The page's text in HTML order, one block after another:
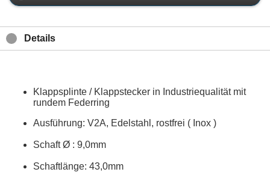
Details
Klappsplinte / Klappstecker in Industriequalität mit
rundem Federring
Ausführung: V2A, Edelstahl, rostfrei ( Inox )
SchaftØ : 9,0mm
Schaftlänge: 43,0mm